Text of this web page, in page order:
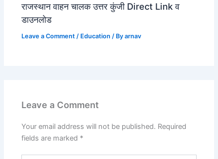
राजस्थान वाहन चालक उत्तर कुंजी Direct Link व
डाउनलोड
Leave a Comment / Education / Byarnav
Leave a Comment
Your email address will not be published. Required
fields are marked *